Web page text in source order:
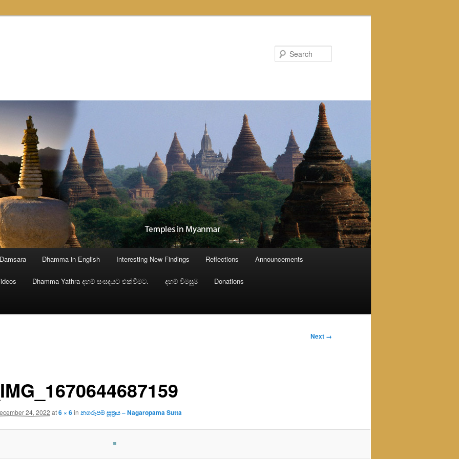
Dhamma in English Interesting New Findings Reflections Announcements
Dhamma Yathra දහම් සංසදයට එක්වීමට. දහම් විමසුම Donations
Next →
24, 2022 at6 × 6in නගරූපම සූත්‍රය – Nagaropama Sutta